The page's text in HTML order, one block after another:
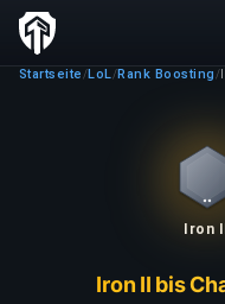
Startseite /LoL/Rank Boosting /
Iron II
Iron II bis